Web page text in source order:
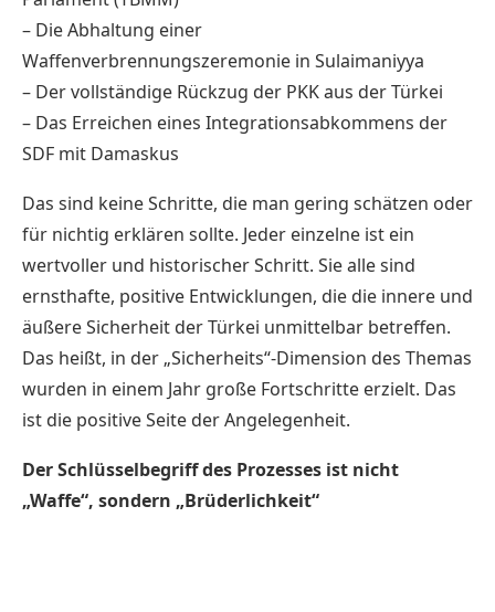
– Die Abhaltung einer
Waffenverbrennungszeremonie in Sulaimaniyya
– Der vollständige Rückzug der PKK aus der Türkei
– Das Erreichen eines Integrationsabkommens der
SDF mit Damaskus
Das sind keine Schritte, die man gering schätzen oder
für nichtig erklären sollte. Jeder einzelne ist ein
wertvoller und historischer Schritt. Sie alle sind
ernsthafte, positive Entwicklungen, die die innere und
äußere Sicherheit der Türkei unmittelbar betreffen.
Das heißt, in der „Sicherheits“-Dimension des Themas
wurden in einem Jahr große Fortschritte erzielt. Das
ist die positive Seite der Angelegenheit.
Der Schlüsselbegriff des Prozesses ist nicht
„Waffe“, sondern „Brüderlichkeit“